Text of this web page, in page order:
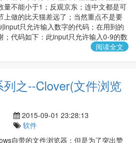
量不能小于1；反观京东；连中文都是可
上做的比天猫差远了；当然重点不是要
input只允许输入数字的代码；在用到的
；代码如下：此input只允许输入0-9的数
阅读全文
之--Clover(文件浏览
2015-09-01 23:28:13
软件
自带的文件浏览器；但是为了突出赞